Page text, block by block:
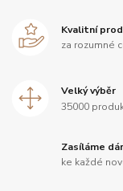
Kvalitní
za rozumné
Velký výběr
35000
Zasíláme
ke každé